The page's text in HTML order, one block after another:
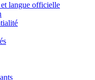
langue officielle